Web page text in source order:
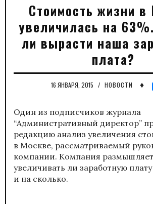
Стоимость жизни в
увеличилась на
ли вырасти наша
плата?
16 ЯНВАРЯ, 2015 / НОВОСТИ ♦
Один из подписчиков журнала
“Административный директор”
редакцию анализ увеличения
в Москве, рассматриваемый
компании. Компания
увеличивать ли заработную
и на сколько.